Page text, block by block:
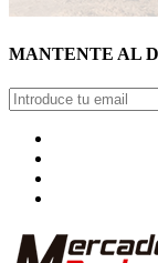
MANTENTE AL